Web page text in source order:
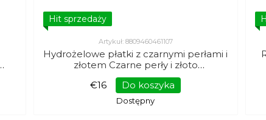
Hit sprzedaży
Artykuł: 8809460461107
Hydrożelowe płatki z czarnymi perłami i
złotem Czarne perły i złoto
Hydrożelowe płatki pod oczy FarmStay
60 szt.
€16 Do koszyka
Dostępny